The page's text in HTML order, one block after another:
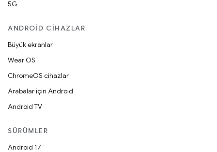
5G
ANDROID CIHAZLAR
Büyük ekranlar
Wear OS
ChromeOS cihazlar
Arabalar için Android
Android TV
SÜRÜMLER
Android 17